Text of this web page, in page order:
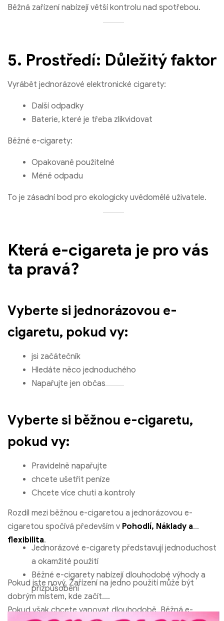
Běžná zařízení nabízejí větší kontrolu nad spotřebou.
5. Prostředí: Důležitý faktor
Vyrábět jednorázové elektronické cigarety:
Další odpadky
Baterie, které je třeba zlikvidovat
Běžné e-cigarety:
Opakovaně použitelné
Méně odpadu
To je zásadní bod pro ekologicky uvědomělé uživatele.
Která e-cigareta je pro vás
ta pravá?
Vyberte si jednorázovou e-
cigaretu, pokud vy:
jsi začátečník
Hledáte něco jednoduchého
Napařujte jen občas
Vyberte si běžnou e-cigaretu,
pokud vy:
Pravidelně napařujte
chcete ušetřit peníze
Chcete více chuti a kontroly
Rozdíl mezi běžnou e-cigaretou a jednorázovou e-
cigaretou spočívá především v Pohodlí, Náklady a
flexibilita.
Jednorázové e-cigarety představují jednoduchost
a okamžité použití
Běžné e-cigarety nabízejí dlouhodobé výhody a
přizpůsobení
Pokud jste nový, Zařízení na jedno použití může být
dobrým místem, kde začít.
Pokud však chcete vapovat dlouhodobě, Běžná e-